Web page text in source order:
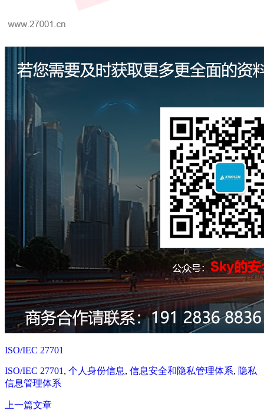
ISO/IEC 27701
ISO/IEC 27701 , 个人身份信息, 信息安全和隐私管理体系, 隐私
信息管理体系
上一篇文章